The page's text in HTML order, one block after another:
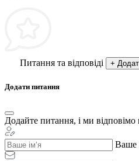
Питання та відповіді +
Додати питання
Додайте питання, і ми
Ваше